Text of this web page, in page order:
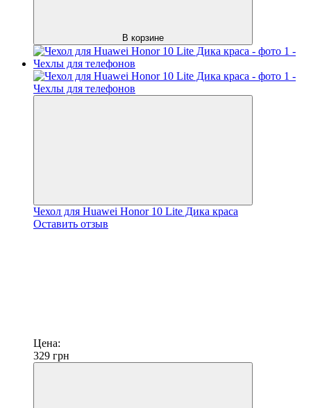
В корзине
Чехол для Huawei Honor 10 Lite Дика краса
Оставить отзыв
Цена:
329 грн